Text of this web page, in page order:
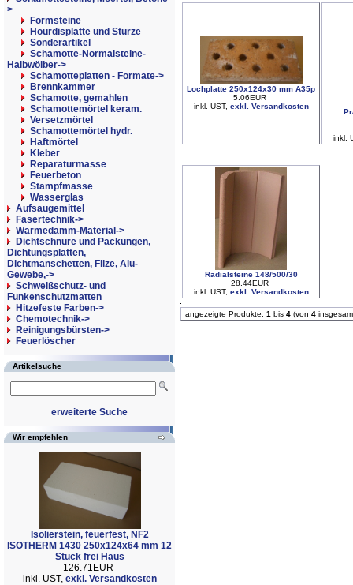
>
Formsteine
Hourdisplatte und Stürze
Sonderartikel
Schamotte-Normalsteine-
Halbwölber->
Schamotteplatten - Formate->
Brennkammer
Schamotte, gemahlen
Schamottemörtel keram.
Versetzmörtel
Schamottemörtel hydr.
Haftmörtel
Kleber
Reparaturmasse
Feuerbeton
Stampfmasse
Wasserglas
Aufsaugemittel
Fasertechnik->
Wärmedämm-Material->
Dichtschnüre und Packungen,
Dichtungsplatten,
Dichtmanschetten, Filze, Alu-
Gewebe,->
Schweißschutz- und
Funkenschutzmatten
Hitzefeste Farben->
Chemotechnik->
Reinigungsbürsten->
Feuerlöscher
Artikelsuche
erweiterte Suche
Wir empfehlen
Isolierstein, feuerfest, NF2
ISOTHERM 1430 250x124x64 mm 12
Stück frei Haus
126.71EUR
inkl. UST, exkl. Versandkosten
Lochplatte 250x124x30 mm A35p
5.06EUR
inkl. UST, exkl. Versandkosten
inkl.
Radialsteine 148/500/30
28.44EUR
inkl. UST, exkl. Versandkosten
angezeigte Produkte: 1 bis 4 (von 4